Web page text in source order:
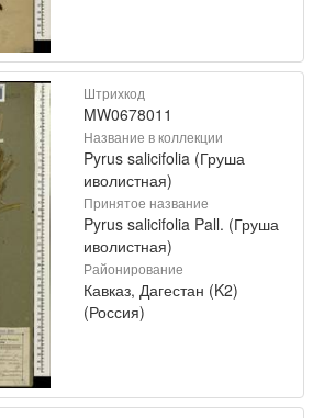
Штрихкод
MW0678011
Название в коллекции
Pyrus salicifolia (Груша
иволистная)
Принятое название
Pyrus salicifolia Pall. (Груша
иволистная)
Районирование
Кавказ, Дагестан (K2)
(Россия)